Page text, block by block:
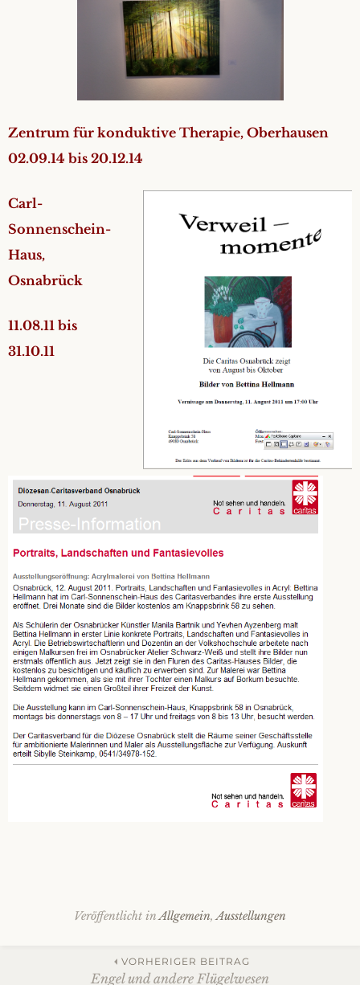
Zentrum für konduktive Therapie, Oberhausen
02.09.14 bis 20.12.14
Carl-
Sonnenschein-
Haus,
Osnabrück
11.08.11 bis
31.10.11
Veröffentlicht inAllgemein,Ausstellungen
Beitrags-VORHERIGER BEITRAG
Engel und andere Flügelwesen